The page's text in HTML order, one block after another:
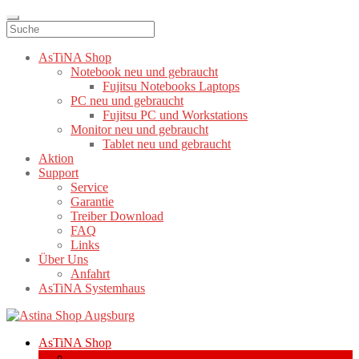
AsTiNA Shop
Notebook neu und gebraucht
Fujitsu Notebooks Laptops
PC neu und gebraucht
Fujitsu PC und Workstations
Monitor neu und gebraucht
Tablet neu und gebraucht
Aktion
Support
Service
Garantie
Treiber Download
FAQ
Links
Über Uns
Anfahrt
AsTiNA Systemhaus
Zur
springen
Zum
springenAsTiNA Shop